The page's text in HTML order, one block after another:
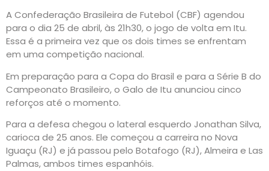
A Confederação Brasileira de Futebol (CBF) agendou
para o dia 25 de abril, às 21h30, o jogo de volta em Itu.
Essa é a primeira vez que os dois times se enfrentam
em uma competição nacional.
Em preparação para a Copa do Brasil e para a Série B do
Campeonato Brasileiro, o Galo de Itu anunciou cinco
reforços até o momento.
Para a defesa chegou o lateral esquerdo Jonathan Silva,
carioca de 25 anos. Ele começou a carreira no Nova
Iguaçu (RJ) e já passou pelo Botafogo (RJ), Almeira e Las
Palmas, ambos times espanhóis.